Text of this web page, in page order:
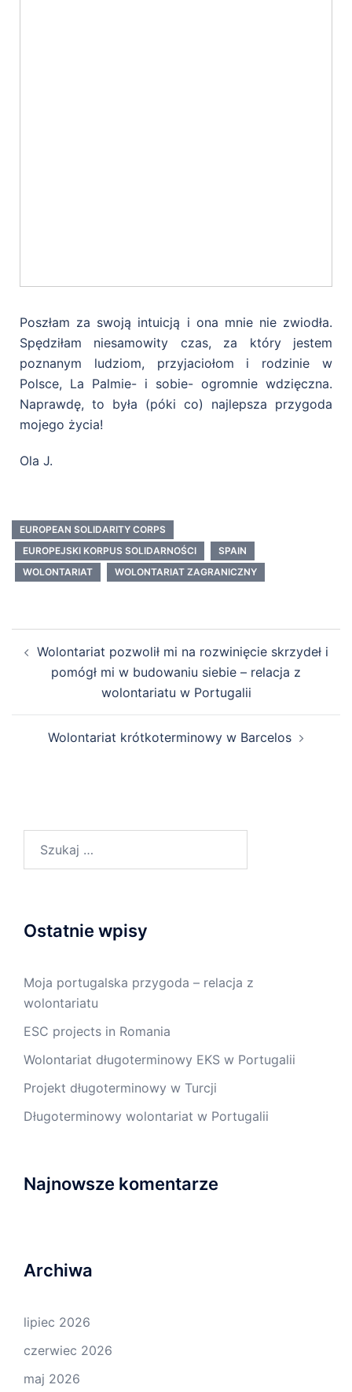
Poszłam za swoją intuicją i ona mnie nie zwiodła.
Spędziłam niesamowity czas, za który jestem
poznanym ludziom, przyjaciołom i rodzinie w
Polsce, La Palmie- i sobie- ogromnie wdzięczna.
Naprawdę, to była (póki co) najlepsza przygoda
mojego życia!
Ola J.
EUROPEAN SOLIDARITY CORPS
EUROPEJSKI KORPUS SOLIDARNOŚCI
SPAIN
WOLONTARIAT
WOLONTARIAT ZAGRANICZNY
Wolontariat pozwolił mi na rozwinięcie skrzydeł i
pomógł mi w budowaniu siebie – relacja z
wolontariatu w Portugalii
Wolontariat krótkoterminowy w Barcelos
Ostatnie wpisy
Moja portugalska przygoda – relacja z
wolontariatu
ESC projects in Romania
Wolontariat długoterminowy EKS w Portugalii
Projekt długoterminowy w Turcji
Długoterminowy wolontariat w Portugalii
Najnowsze komentarze
Archiwa
lipiec 2026
czerwiec 2026
maj 2026